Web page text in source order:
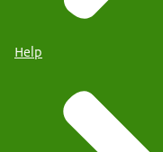
Help